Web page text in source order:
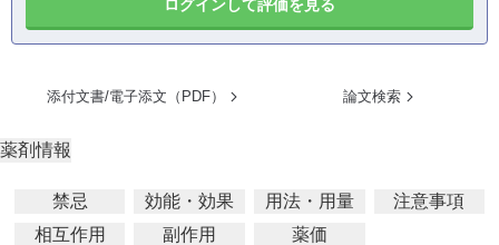
ログインして評価を見る
添付文書/電子添文（PDF） 論文検索
薬剤情報
禁忌 効能・効果 用法・用量
注意事項
相互作用
副作用 薬価